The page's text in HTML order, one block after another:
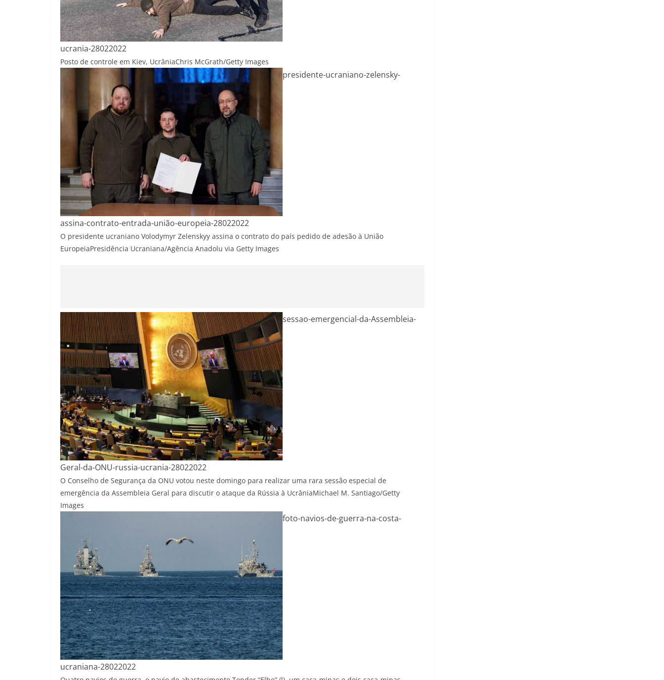
ucrania-28022022
Posto de controle em Kiev, UcrâniaChris McGrath/Getty Images
presidente-ucraniano-zelensky-
assina-contrato-entrada-união-europeia-28022022
O presidente ucraniano Volodymyr Zelenskyy assina o contrato do país pedido de adesão à União
EuropeiaPresidência Ucraniana/Agência Anadolu via Getty Images
sessao-emergencial-da-Assembleia-
Geral-da-ONU-russia-ucrania-28022022
O Conselho de Segurança da ONU votou neste domingo para realizar uma rara sessão especial de
emergência da Assembleia Geral para discutir o ataque da Rússia à UcrâniaMichael M. Santiago/Getty
Images
foto-navios-de-guerra-na-costa-
ucraniana-28022022